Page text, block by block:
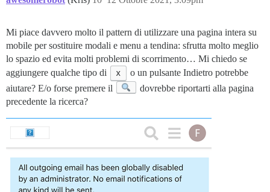
Mi piace davvero molto il pattern di utilizzare una pagina intera su
mobile per sostituire modali e menu a tendina: sfrutta molto meglio
lo spazio ed evita molti problemi di scorrimento… Mi chiedo se
aggiungere qualche tipo di
x
o un pulsante Indietro potrebbe
aiutare? E/o forse premere il
dovrebbe riportarti alla pagina
precedente la ricerca?